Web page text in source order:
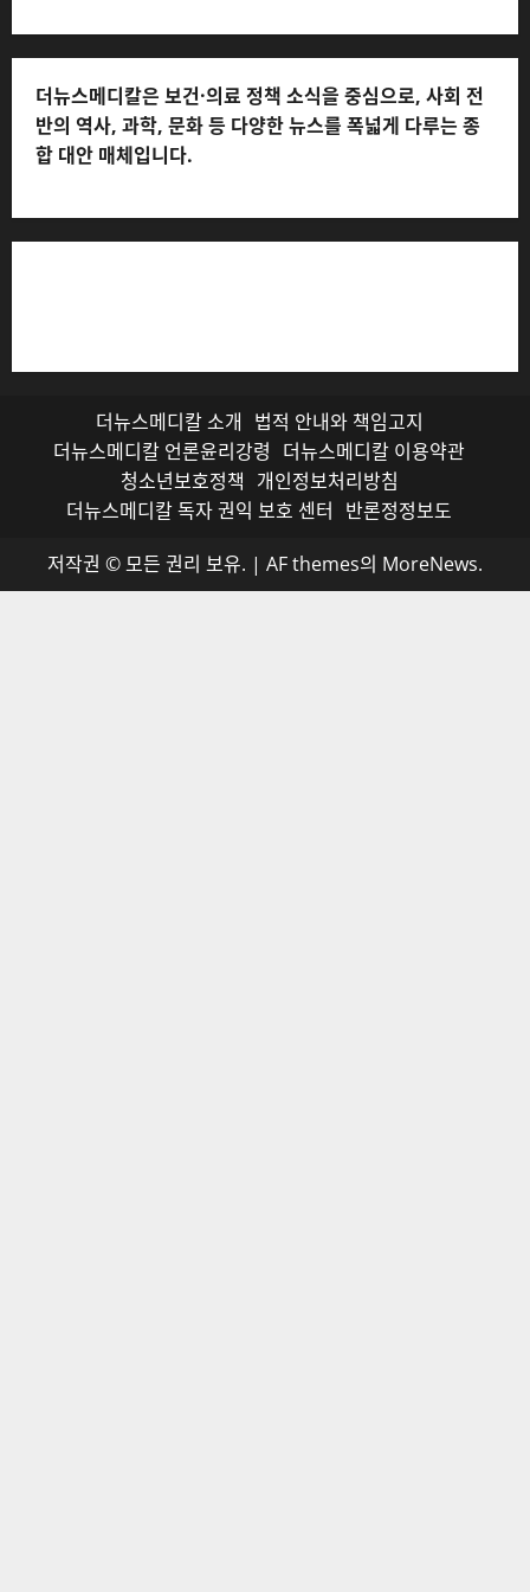
더뉴스메디칼은 보건·의료 정책 소식을 중심으로, 사회 전
반의 역사, 과학, 문화 등 다양한 뉴스를 폭넓게 다루는 종
합 대안 매체입니다.
더뉴스메디칼 소개 법적 안내와 책임고지
더뉴스메디칼 언론윤리강령 더뉴스메디칼 이용약관
청소년보호정책 개인정보처리방침
더뉴스메디칼 독자 권익 보호 센터 반론정정보도
저작권 © 모든 권리 보유. | AF themes의 MoreNews.